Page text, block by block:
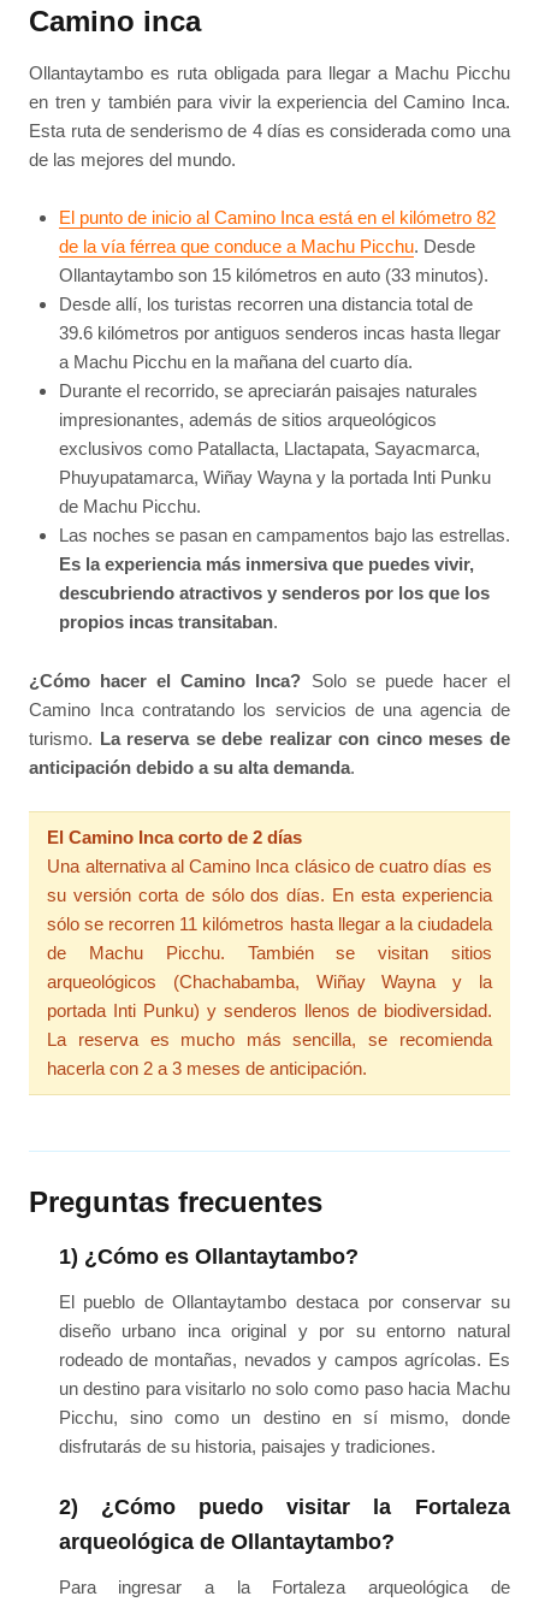
Camino inca
Ollantaytambo es ruta obligada para llegar a Machu Picchu
en tren y también para vivir la experiencia del Camino Inca.
Esta ruta de senderismo de 4 días es considerada como una
de las mejores del mundo.
El punto de inicio al Camino Inca está en el kilómetro 82
de la vía férrea que conduce a Machu Picchu. Desde
Ollantaytambo son 15 kilómetros en auto (33 minutos).
Desde allí, los turistas recorren una distancia total de
39.6 kilómetros por antiguos senderos incas hasta llegar
a Machu Picchu en la mañana del cuarto día.
Durante el recorrido, se apreciarán paisajes naturales
impresionantes, además de sitios arqueológicos
exclusivos como Patallacta, Llactapata, Sayacmarca,
Phuyupatamarca, Wiñay Wayna y la portada Inti Punku
de Machu Picchu.
Las noches se pasan en campamentos bajo las estrellas.
Es la experiencia más inmersiva que puedes vivir,
descubriendo atractivos y senderos por los que los
propios incas transitaban.
¿Cómo hacer el Camino Inca? Solo se puede hacer el
Camino Inca contratando los servicios de una agencia de
turismo. La reserva se debe realizar con cinco meses de
anticipación debido a su alta demanda.
El Camino Inca corto de 2 días
Una alternativa al Camino Inca clásico de cuatro días es
su versión corta de sólo dos días. En esta experiencia
sólo se recorren 11 kilómetros hasta llegar a la ciudadela
de Machu Picchu. También se visitan sitios
arqueológicos (Chachabamba, Wiñay Wayna y la
portada Inti Punku) y senderos llenos de biodiversidad.
La reserva es mucho más sencilla, se recomienda
hacerla con 2 a 3 meses de anticipación.
Preguntas frecuentes
1) ¿Cómo es Ollantaytambo?
El pueblo de Ollantaytambo destaca por conservar su
diseño urbano inca original y por su entorno natural
rodeado de montañas, nevados y campos agrícolas. Es
un destino para visitarlo no solo como paso hacia Machu
Picchu, sino como un destino en sí mismo, donde
disfrutarás de su historia, paisajes y tradiciones.
2) ¿Cómo puedo visitar la Fortaleza
arqueológica de Ollantaytambo?
Para ingresar a la Fortaleza arqueológica de